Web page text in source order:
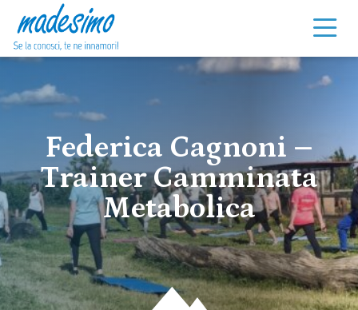
Vai al contenuto
Federica Cagnoni –
Trainer Camminata
Metabolica